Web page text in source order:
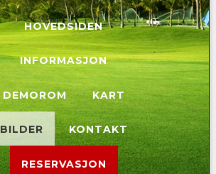
HOVEDSIDEN
INFORMASJON
DEMOROM KART
BILDER KONTAKT
RESERVASJON